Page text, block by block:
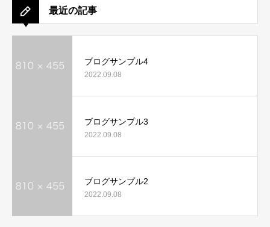
最近の記事
ブログサンプル4
2022.09.08
ブログサンプル3
2022.09.08
ブログサンプル2
2022.09.08